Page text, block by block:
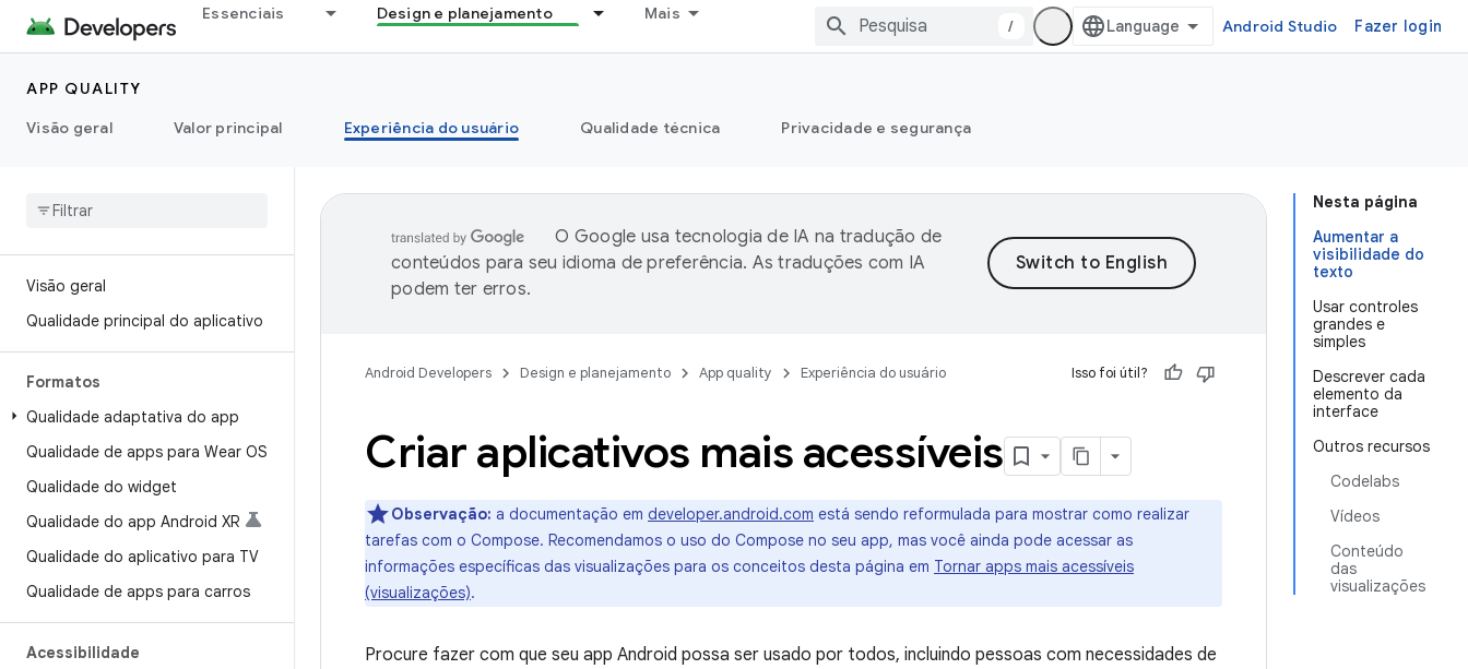
Essenciais Design e planejamento Mais
/ Android Studio Fazer login
APP QUALITY
Visão geral
Valor principal Experiência do usuário Qualidade técnica Privacidade e segurança
Visão geral
Qualidade principal do aplicativo
Formatos
Qualidade adaptativa do app
Qualidade de apps para Wear OS
Qualidade do widget
Qualidade do app Android XR
Qualidade do aplicativo para TV
Qualidade de apps para carros
Acessibilidade
Nesta página
Aumentar a
visibilidade do
texto
Usar controles
grandes e
simples
Descrever cada
elemento da
interface
Outros recursos
Codelabs
Vídeos
Conteúdo
das
visualizações
O Google usa tecnologia de IA na tradução de
conteúdos para seu idioma de preferência. As traduções com IA
podem ter erros.
Android Developers Design e planejamento App quality Experiência do usuário Isso foi útil?
Criar aplicativos mais acessíveis
Observação: a documentação em developer.android.com está sendo reformulada para mostrar como realizar
tarefas com o Compose. Recomendamos o uso do Compose no seu app, mas você ainda pode acessar as
informações específicas das visualizações para os conceitos desta página em Tornar apps mais acessíveis
(visualizações).
Procure fazer com que seu app Android possa ser usado por todos, incluindo pessoas com necessidades de